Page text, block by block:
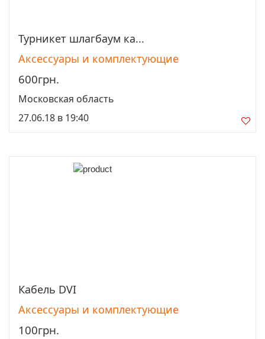
Просмотреть
Турникет шлагбаум ка...
Аксессуары и комплектующие
600грн.
Московская область
27.06.18 в 19:40
Кабель DVI
Аксессуары и комплектующие
100грн.